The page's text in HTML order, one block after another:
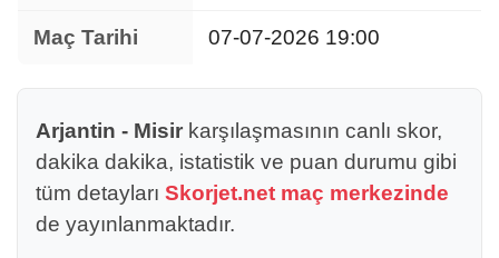
Maç Tarihi 07-07-2026 19:00
Arjantin - Misir karşılaşmasının canlı skor,
dakika dakika, istatistik ve puan durumu gibi
tüm detayları Skorjet.net maç merkezinde
de yayınlanmaktadır.